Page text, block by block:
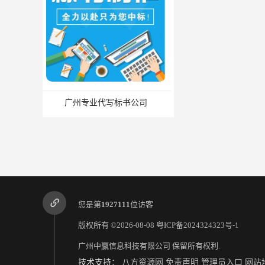
广州专业代写标书公司
您是第1927111位访客
版权所有 ©2026-08-08 粤ICP备2024324323号-1
广州中赢信息科技有限公司 保留所有权利.
技术支持： 八方资源网 免责声明 管理员入口 网站